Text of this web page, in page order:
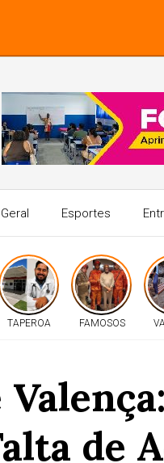
Geral Esportes
TAPEROA FAMOSOS
de